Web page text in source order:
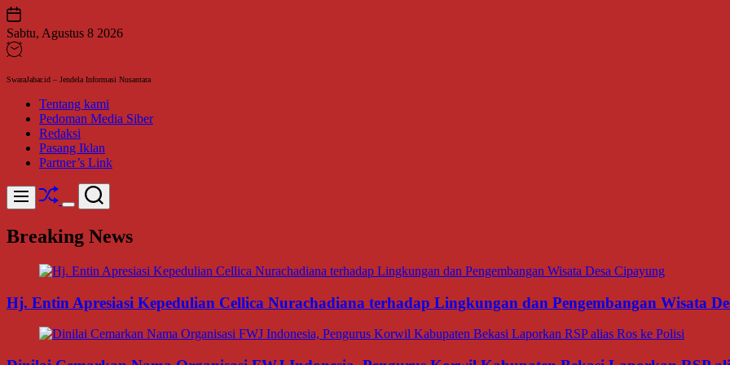
Skip
to
content
Sabtu, Agustus 8 2026
SwaraJabar.id – Jendela Informasi Nusantara
Tentang kami
Pedoman Media Siber
Redaksi
Pasang Iklan
Partner’s Link
Menu Shuffle
Switch
mode
Search
Breaking News
Hj. Entin Apresiasi Kepedulian Cellica Nurachadiana terhadap Lingkungan dan Pengembangan Wisata